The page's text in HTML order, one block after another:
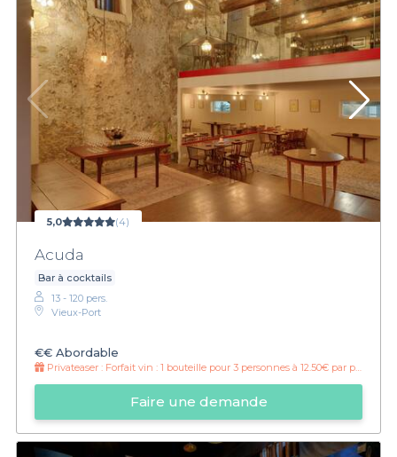
5,0 (4)
Acuda
Bar à cocktails
13 - 120 pers.
Vieux-Port
€€ Abordable
Privateaser : Forfait vin : 1 bouteille pour 3 personnes à 12.50€ par personne !
Faire une demande